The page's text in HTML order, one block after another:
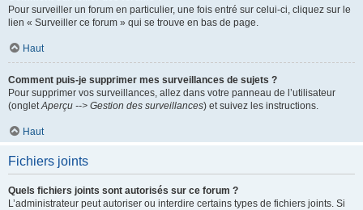
Pour surveiller un forum en particulier, une fois entré sur celui-ci, cliquez sur le
lien « Surveiller ce forum » qui se trouve en bas de page.
Haut
Comment puis-je supprimer mes surveillances de sujets ?
Pour supprimer vos surveillances, allez dans votre panneau de l’utilisateur
(ongletAperçu --> Gestion des surveillances) et suivez les instructions.
Haut
Fichiers joints
Quels fichiers joints sont autorisés sur ce forum ?
L’administrateur peut autoriser ou interdire certains types de fichiers joints. Si